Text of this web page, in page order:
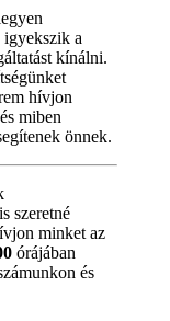
igyekszik a
kínálni.
hívjon
miben
önnek.
szeretné
minket az
órájában
és